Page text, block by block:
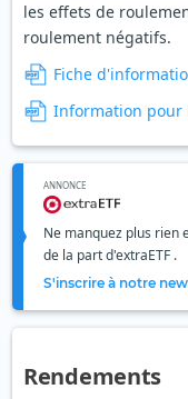
les effets de
roulement négatifs.
Fiche
Information pour
ANNONCE
Ne manquez plus rien
de la part d'extraETF .
S'inscrire à notre
Rendements